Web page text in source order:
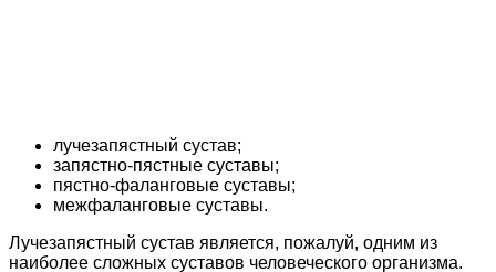
лучезапястный сустав;
запястно-пястные суставы;
пястно-фаланговые суставы;
межфаланговые суставы.
Лучезапястный сустав является, пожалуй, одним из
наиболее сложных суставов человеческого организма.